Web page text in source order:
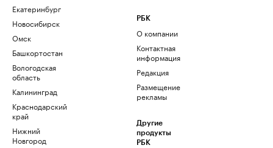
Екатеринбург
Новосибирск
Омск
Башкортостан
Вологодская
область
Калининград
Краснодарский
край
Нижний
Новгород
РБК
О компании
Контактная
информация
Редакция
Размещение
рекламы
Другие
продукты
РБК